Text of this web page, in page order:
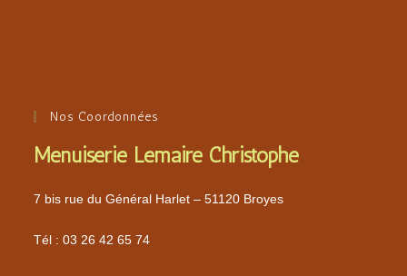
Nos Coordonnées
Menuiserie Lemaire Christophe
7 bis rue du Général Harlet – 51120 Broyes
Tél :03 26 42 65 74